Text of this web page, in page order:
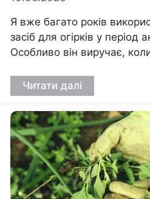
Я вже багато років
засіб для огірків у період
Особливо він виручає,
Читати далі